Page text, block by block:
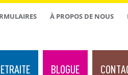
À PROPOS DE NOUS
BLOGUE